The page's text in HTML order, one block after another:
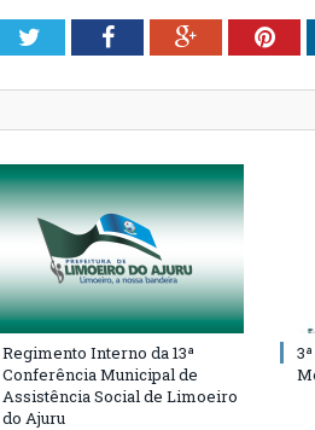
TwitterFacebookGoogle+
Regimento Interno da 13ª
Conferência Municipal de
Assistência Social de Limoeiro
do Ajuru